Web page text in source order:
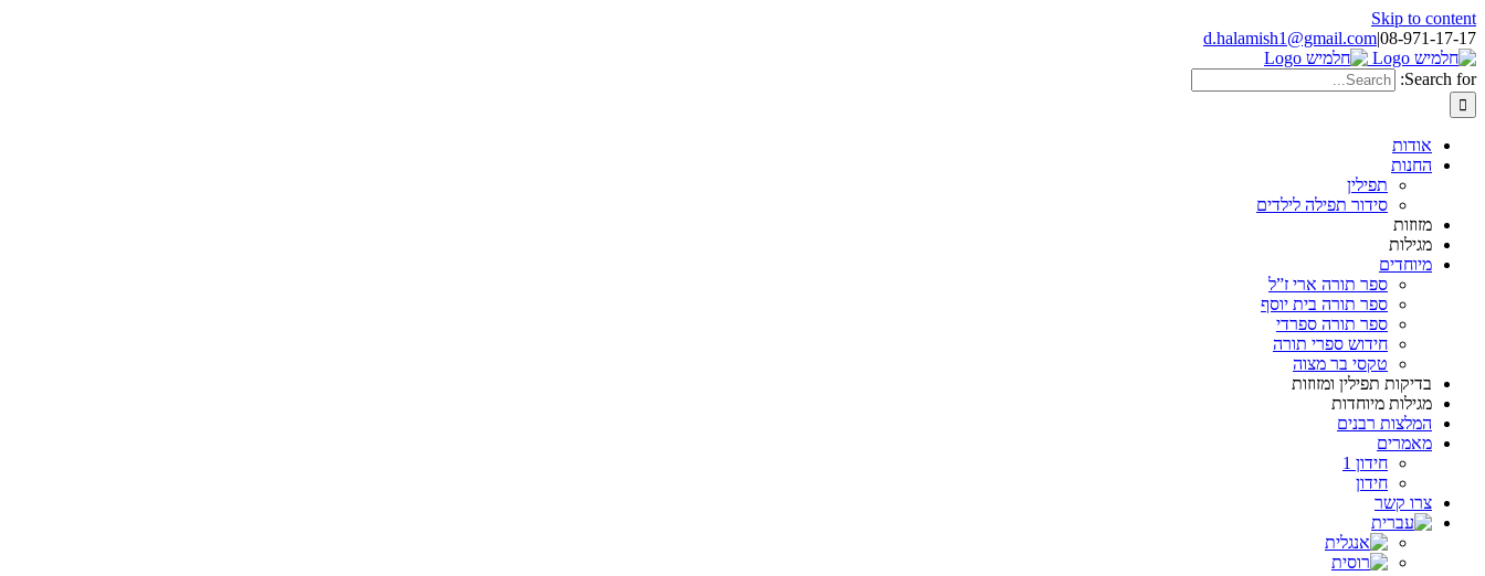
Skip to content
08-971-17-17
|
d.halamish1@gmail.com
Search for:
אודות
החנות
תפילין
סידור תפילה לילדים
מזוזות
מגילות
מיוחדים
ספר תורה ארי ז”ל
ספר תורה בית יוסף
ספר תורה ספרדי
חידוש ספרי תורה
טקסי בר מצוה
בדיקות תפילין ומזוזות
מגילות מיוחדות
המלצות רבנים
מאמרים
חידון 1
חידון
צרו קשר